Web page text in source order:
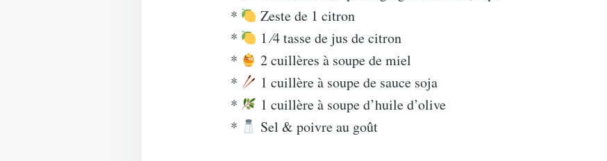
*
Zeste de 1 citron
*
1 ⁄4 tasse de jus de citron
*
2 cuillères à soupe de miel
*
1 cuillère à soupe de sauce soja
*
1 cuillère à soupe d’huile d’olive
*
Sel & poivre au goût